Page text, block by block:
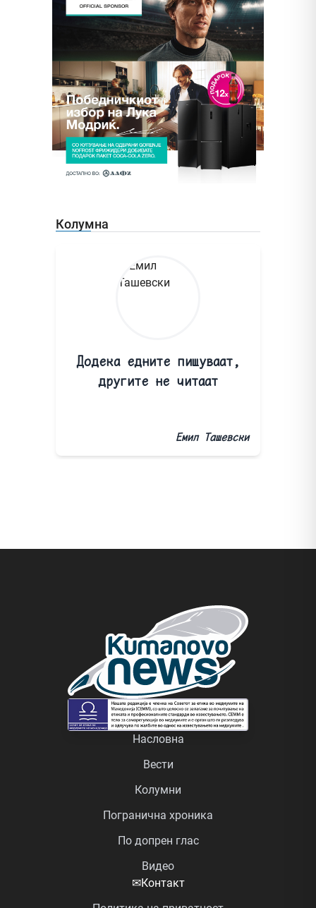
Колумна
Додека едните пишуваат,
другите не читаат
Емил Ташевски
Насловна
Вести
Колумни
Погранична хроника
По допрен глас
Видео
✉Контакт